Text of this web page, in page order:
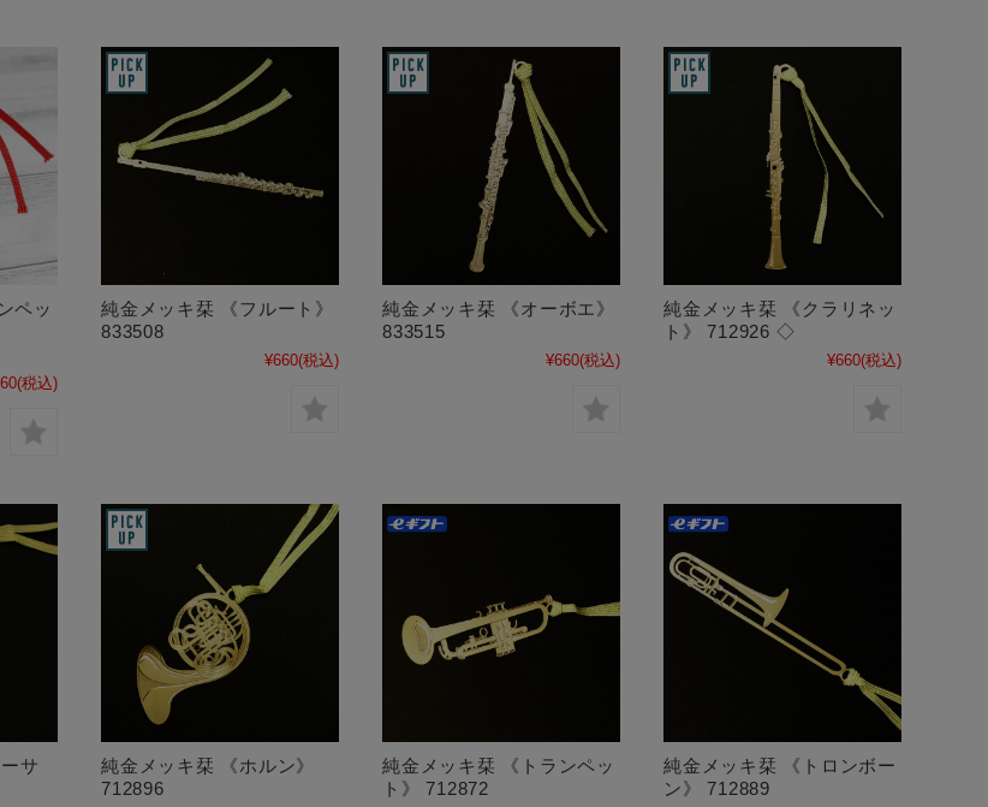
ペッ
(税込)
純金メッキ栞 《フルート》
833508
¥660(税込)
純金メッキ栞 《オーボエ》
833515
¥660(税込)
純金メッキ栞 《クラリネッ
ト》 712926 ◇
¥660(税込)
サ
純金メッキ栞 《ホルン》
712896
純金メッキ栞 《トランペッ
ト》 712872
純金メッキ栞 《トロンボー
ン》 712889